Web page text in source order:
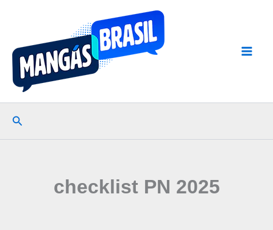
conteúdo
Pesquisar
checklist PN 2025